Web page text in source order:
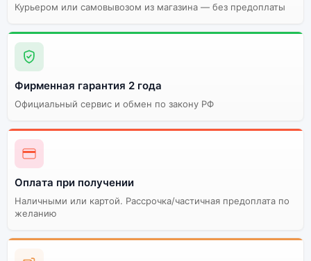
Курьером или самовывозом из магазина — без предоплаты
Фирменная гарантия 2 года
Официальный сервис и обмен по закону РФ
Оплата при получении
Наличными или картой. Рассрочка/частичная предоплата по
желанию